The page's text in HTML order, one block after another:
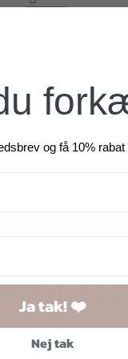
og få 10%
Ja tak! ❤️
Nej tak